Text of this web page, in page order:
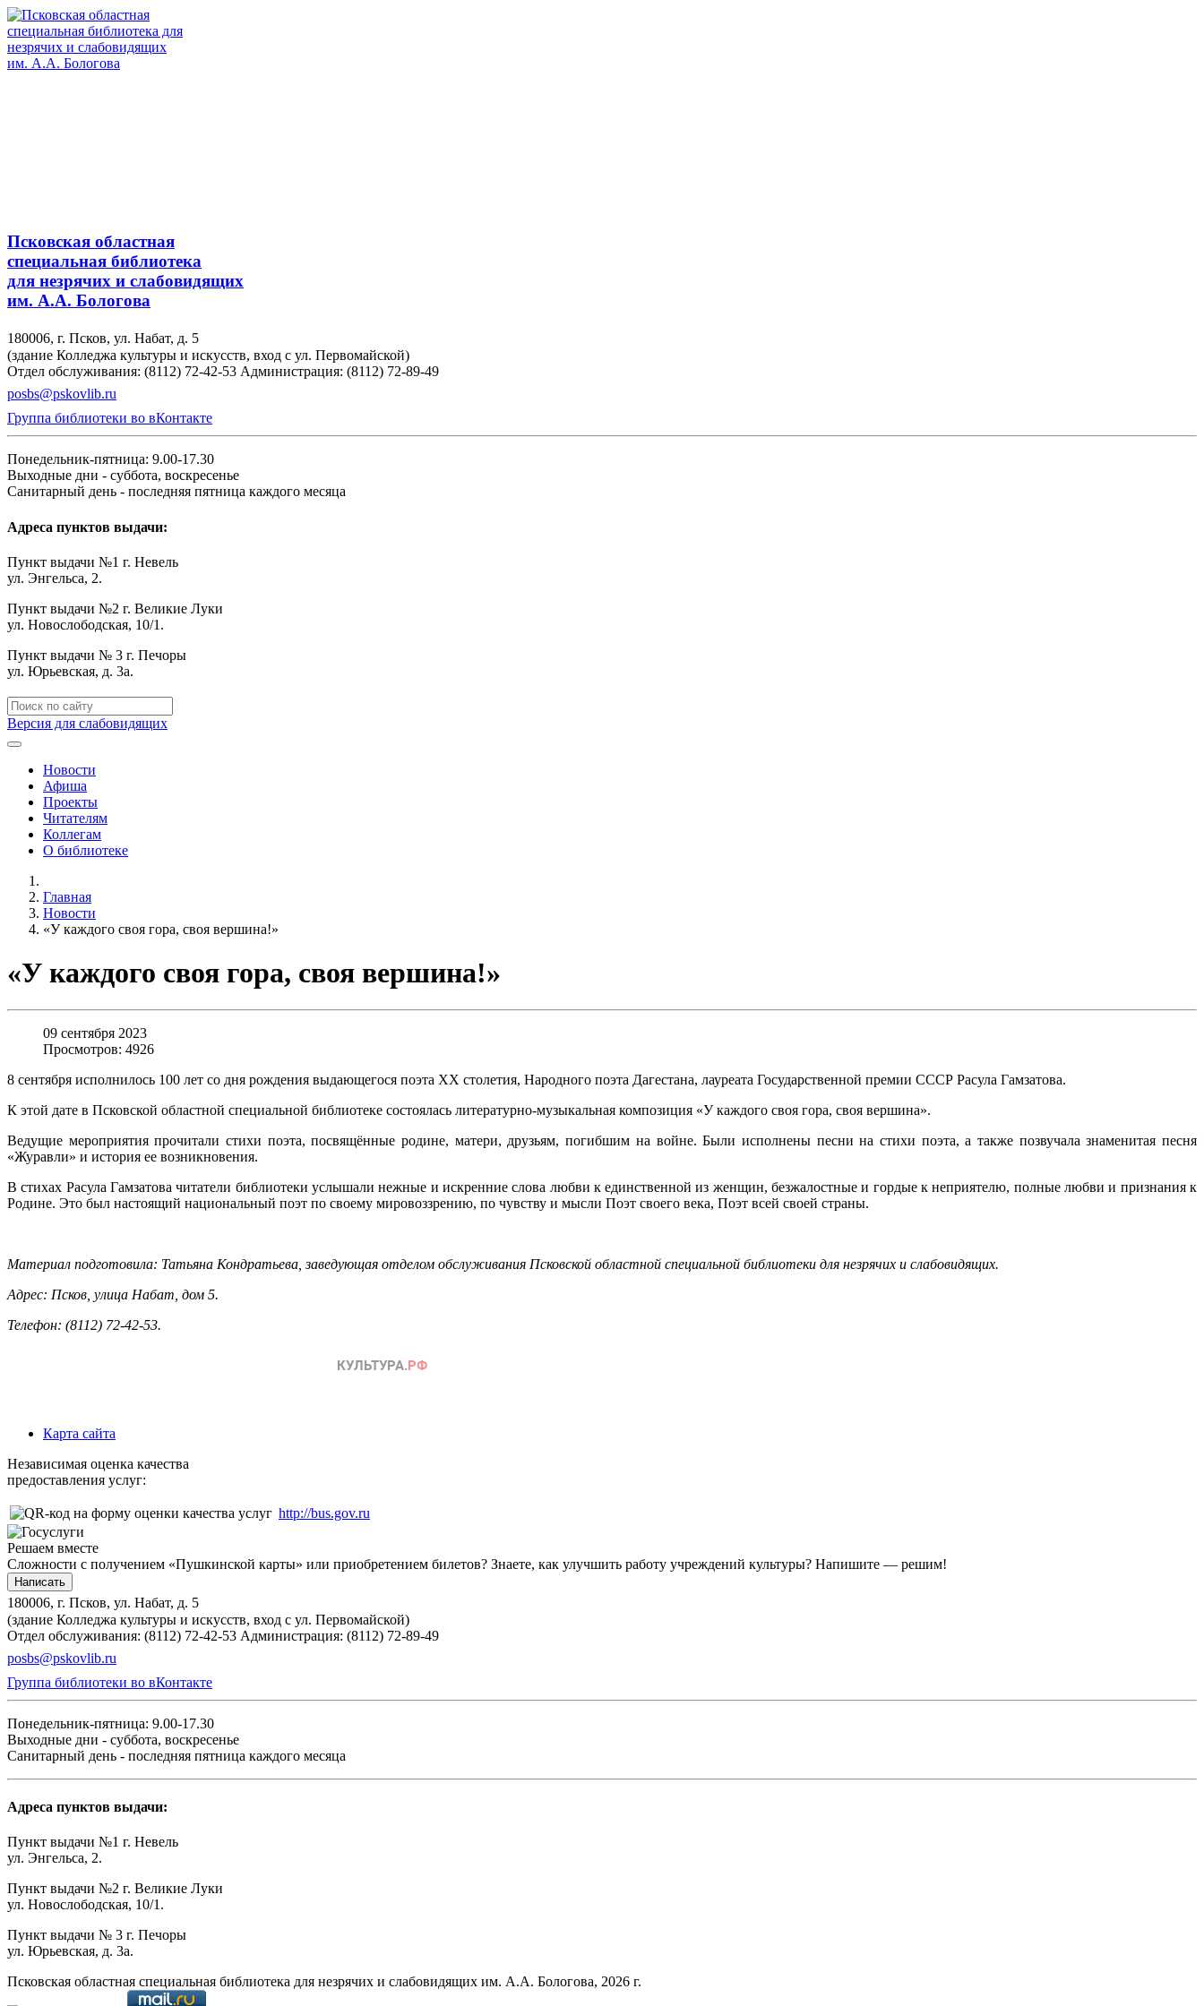
Псковская областная
специальная библиотека
для незрячих и слабовидящих
им. А.А. Бологова
180006, г. Псков, ул. Набат, д. 5
(здание Колледжа культуры и искусств, вход с ул. Первомайской)
Отдел обслуживания: (8112) 72-42-53 Администрация: (8112) 72-89-49
posbs@pskovlib.ru
Группа библиотеки во вКонтакте
Понедельник-пятница: 9.00-17.30
Выходные дни - суббота, воскресенье
Санитарный день - последняя пятница каждого месяца
Адреса пунктов выдачи:
Пункт выдачи №1 г. Невель
ул. Энгельса, 2.
Пункт выдачи №2 г. Великие Луки
ул. Новослободская, 10/1.
Пункт выдачи № 3 г. Печоры
ул. Юрьевская, д. 3а.
Версия для слабовидящих
Новости
Афиша
Проекты
Читателям
Коллегам
О библиотеке
Главная
Новости
«У каждого своя гора, своя вершина!»
«У каждого своя гора, своя вершина!»
09 сентября 2023
Просмотров: 4926
8 сентября исполнилось 100 лет со дня рождения выдающегося поэта XX столетия, Народного поэта Дагестана, лауреата Государственной премии СССР Расула Гамзатова.
К этой дате в Псковской областной специальной библиотеке состоялась литературно-музыкальная композиция «У каждого своя гора, своя вершина».
Ведущие мероприятия прочитали стихи поэта, посвящённые родине, матери, друзьям, погибшим на войне. Были исполнены песни на стихи поэта, а также позвучала знаменитая песня
«Журавли» и история ее возникновения.
В стихах Расула Гамзатова читатели библиотеки услышали нежные и искренние слова любви к единственной из женщин, безжалостные и гордые к неприятелю, полные любви и признания к
Родине. Это был настоящий национальный поэт по своему мировоззрению, по чувству и мысли Поэт своего века, Поэт всей своей страны.
Материал подготовила: Татьяна Кондратьева, заведующая отделом обслуживания Псковской областной специальной библиотеки для незрячих и слабовидящих.
Адрес: Псков, улица Набат, дом 5.
Телефон: (8112) 72-42-53.
Карта сайта
Независимая оценка качества
предоставления услуг:
http://bus.gov.ru
Решаем вместе
Сложности с получением «Пушкинской карты» или приобретением билетов? Знаете, как улучшить работу учреждений культуры? Напишите — решим!
Написать
180006, г. Псков, ул. Набат, д. 5
(здание Колледжа культуры и искусств, вход с ул. Первомайской)
Отдел обслуживания: (8112) 72-42-53 Администрация: (8112) 72-89-49
posbs@pskovlib.ru
Группа библиотеки во вКонтакте
Понедельник-пятница: 9.00-17.30
Выходные дни - суббота, воскресенье
Санитарный день - последняя пятница каждого месяца
Адреса пунктов выдачи:
Пункт выдачи №1 г. Невель
ул. Энгельса, 2.
Пункт выдачи №2 г. Великие Луки
ул. Новослободская, 10/1.
Пункт выдачи № 3 г. Печоры
ул. Юрьевская, д. 3а.
Псковская областная специальная библиотека для незрячих и слабовидящих им. А.А. Бологова, 2026 г.